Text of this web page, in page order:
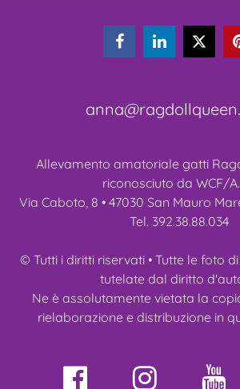
 
Allevamento amatoriale gatti
riconosciuto da WCF/
Via Caboto, 8 • 47030 San Mauro
Tel. 392.38.88.034
© Tutti i diritti riservati • Tutte le foto
tutelate dal diritto
Ne è assolutamente vietata la
rielaborazione e distribuzione in